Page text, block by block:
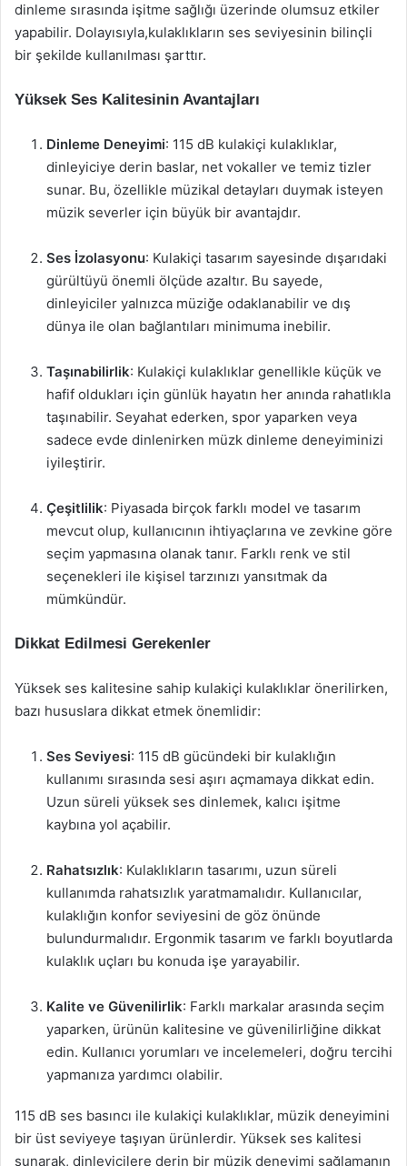
dinleme sırasında işitme sağlığı üzerinde olumsuz etkiler
yapabilir. Dolayısıyla,kulaklıkların ses seviyesinin bilinçli
bir şekilde kullanılması şarttır.
Yüksek Ses Kalitesinin Avantajları
Dinleme Deneyimi: 115 dB kulakiçi kulaklıklar,
dinleyiciye derin baslar, net vokaller ve temiz tizler
sunar. Bu, özellikle müzikal detayları duymak isteyen
müzik severler için büyük bir avantajdır.
Ses İzolasyonu: Kulakiçi tasarım sayesinde dışarıdaki
gürültüyü önemli ölçüde azaltır. Bu sayede,
dinleyiciler yalnızca müziğe odaklanabilir ve dış
dünya ile olan bağlantıları minimuma inebilir.
Taşınabilirlik: Kulakiçi kulaklıklar genellikle küçük ve
hafif oldukları için günlük hayatın her anında rahatlıkla
taşınabilir. Seyahat ederken, spor yaparken veya
sadece evde dinlenirken müzk dinleme deneyiminizi
iyileştirir.
Çeşitlilik: Piyasada birçok farklı model ve tasarım
mevcut olup, kullanıcının ihtiyaçlarına ve zevkine göre
seçim yapmasına olanak tanır. Farklı renk ve stil
seçenekleri ile kişisel tarzınızı yansıtmak da
mümkündür.
Dikkat Edilmesi Gerekenler
Yüksek ses kalitesine sahip kulakiçi kulaklıklar önerilirken,
bazı hususlara dikkat etmek önemlidir:
Ses Seviyesi: 115 dB gücündeki bir kulaklığın
kullanımı sırasında sesi aşırı açmamaya dikkat edin.
Uzun süreli yüksek ses dinlemek, kalıcı işitme
kaybına yol açabilir.
Rahatsızlık: Kulaklıkların tasarımı, uzun süreli
kullanımda rahatsızlık yaratmamalıdır. Kullanıcılar,
kulaklığın konfor seviyesini de göz önünde
bulundurmalıdır. Ergonmik tasarım ve farklı boyutlarda
kulaklık uçları bu konuda işe yarayabilir.
Kalite ve Güvenilirlik: Farklı markalar arasında seçim
yaparken, ürünün kalitesine ve güvenilirliğine dikkat
edin. Kullanıcı yorumları ve incelemeleri, doğru tercihi
yapmanıza yardımcı olabilir.
115 dB ses basıncı ile kulakiçi kulaklıklar, müzik deneyimini
bir üst seviyeye taşıyan ürünlerdir. Yüksek ses kalitesi
sunarak, dinleyicilere derin bir müzik deneyimi sağlamanın